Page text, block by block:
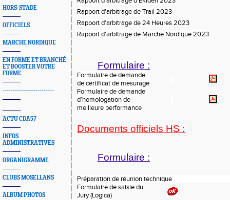
HORS-STADE
OFFICIELS
MARCHE NORDIQUE
EN FORME ET BRANCHÉ
ET BOOSTER VOTRE
FORME
-------------------------
ACTU CDA57
INFOS
ADMINISTRATIVES
ORGANIGRAMME
CLUBS MOSELLANS
ALBUM PHOTOS
Rapport d'arbitrage de Trail 2023
Rapport d'arbitrage de 24 Heures 2023
Rapport d'arbitrage de Marche Nordique 2023
Formulaire :
Formulaire de demande
de certificat de mesurage
Formulaire de demande
d’homologation de
meilleure performance
Documents officiels HS :
Formulaire :
Préparation de réunion technique
Formulaire de saisie du
Jury (Logica)